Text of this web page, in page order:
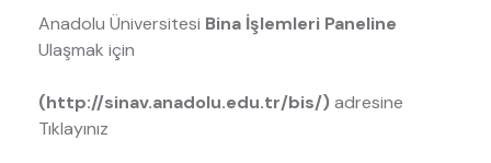
Anadolu Üniversitesi Bina İşlemleri Paneline
Ulaşmak için
(http://sinav.anadolu.edu.tr/bis/)adresine
Tıklayınız